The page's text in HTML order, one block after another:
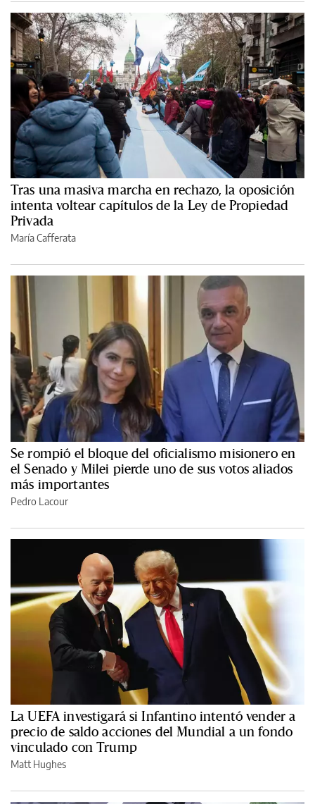
Tras una masiva marcha en rechazo, la oposición
intenta voltear capítulos de la Ley de Propiedad
Privada
María Cafferata
Se rompió el bloque del oficialismo misionero en
el Senado y Milei pierde uno de sus votos aliados
más importantes
Pedro Lacour
La UEFA investigará si Infantino intentó vender a
precio de saldo acciones del Mundial a un fondo
vinculado con Trump
Matt Hughes